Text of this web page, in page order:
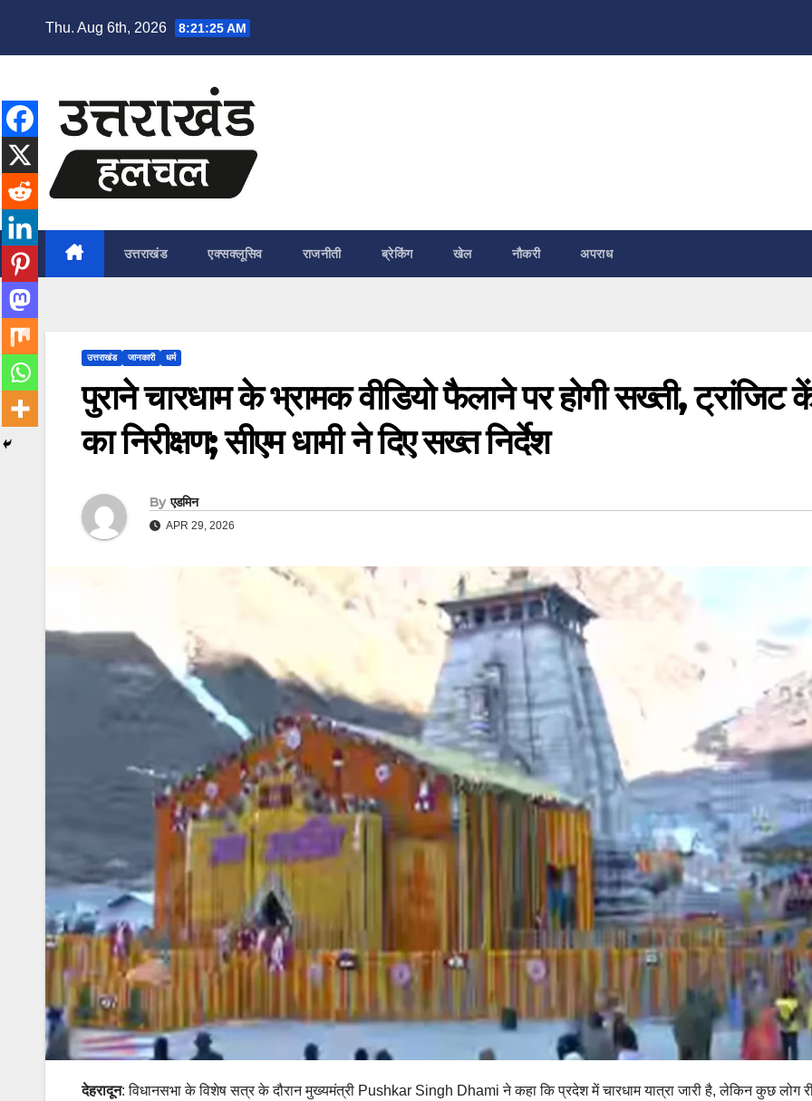
Thu. Aug 6th, 2026 8:21:26 AM
उत्तराखंड एक्सक्लूसिव राजनीती ब्रेकिंग खेल नौकरी अपराध
उत्तराखंड जानकारी धर्म
पुराने चारधाम के भ्रामक वीडियो फैलाने पर होगी सख्ती, ट्रांजिट
का निरीक्षण; सीएम धामी ने दिए सख्त निर्देश
By एडमिन
APR 29, 2026
देहरादून: विधानसभा के विशेष सत्र के दौरान मुख्यमंत्री Pushkar Singh Dhami ने कहा कि प्रदेश में चारधाम यात्रा जारी है, लेकिन कुछ लोग